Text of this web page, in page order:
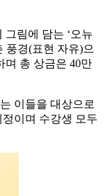
그림에 담는 ‘오뉴
풍경(표현 자유)으
며 총 상금은 40만
이들을 대상으로
이며 수강생 모두